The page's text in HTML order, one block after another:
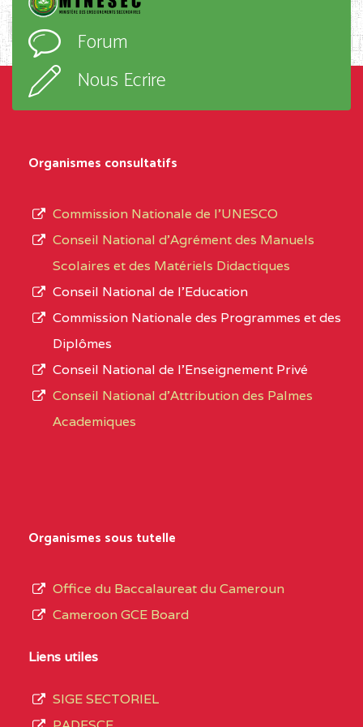
D'ENSEIGNEMENT
PROFESSIONNEL
(CEGEP) STE FOI BP
:4740 YAOUNDE
CENTRE
COLLEGE PANAFRICAIN
DE L'EXCELLENCE BP
CENTRE
COLLEGE PRIVE
CENTRE
COLLEGE PRIVE LAIC
SAINT MICHEL
CENTRE
l’ordre
d’enseignement,
type
L’offre
d’éducation
de
du
de
Forum
Nous Ecrire
Organismes consultatifs
Commission Nationale de l’UNESCO
Conseil National d’Agrément des Manuels
Scolaires et des Matériels Didactiques
Conseil National de l’Education
Commission Nationale des Programmes et des
Diplômes
Conseil National de l’Enseignement Privé
Conseil National d'Attribution des Palmes
Academiques
Organismes sous tutelle
Office du Baccalaureat du Cameroun
Cameroon GCE Board
Liens utiles
SIGE SECTORIEL